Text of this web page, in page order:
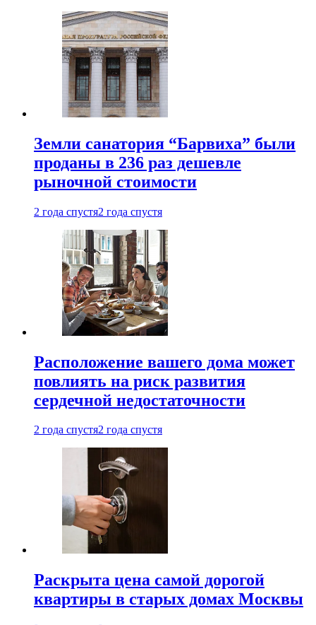
Земли санатория “Барвиха” были
проданы в 236 раз дешевле
рыночной стоимости
2 года спустя2 года спустя
Расположение вашего дома может
повлиять на риск развития
сердечной недостаточности
2 года спустя2 года спустя
Раскрыта цена самой дорогой
квартиры в старых домах Москвы